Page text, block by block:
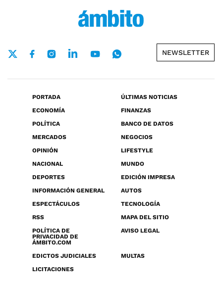
NEWSLETTER
PORTADA
ÚLTIMAS NOTICIAS
ECONOMÍA
FINANZAS
POLÍTICA
BANCO DE DATOS
MERCADOS
NEGOCIOS
OPINIÓN
LIFESTYLE
NACIONAL
MUNDO
DEPORTES
EDICIÓN IMPRESA
INFORMACIÓN GENERAL
AUTOS
ESPECTÁCULOS
TECNOLOGÍA
RSS
MAPA DEL SITIO
POLÍTICA DE
PRIVACIDAD DE
ÁMBITO.COM
AVISO LEGAL
EDICTOS JUDICIALES
MULTAS
LICITACIONES